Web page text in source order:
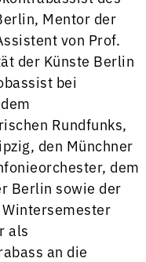
Mentor der
von Prof.
der Künste Berlin
bei
Rundfunks,
den Münchner
dem
Berlin sowie der
als
an die